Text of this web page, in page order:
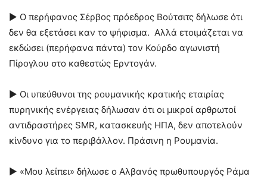
► Ο περήφανος Σέρβος πρόεδρος Βούτσιτς δήλωσε ότι
δεν θα εξετάσει καν το ψήφισμα. Αλλά ετοιμάζεται να
εκδώσει (περήφανα πάντα) τον Κούρδο αγωνιστή
Πίρογλου στο καθεστώς Ερντογάν.
► Οι υπεύθυνοι της ρουμανικής κρατικής εταιρίας
πυρηνικής ενέργειας δήλωσαν ότι οι μικροί αρθρωτοί
αντιδραστήρες SMR, κατασκευής ΗΠΑ, δεν αποτελούν
κίνδυνο για το περιβάλλον. Πράσινη η Ρουμανία.
► «Μου λείπει» δήλωσε ο Αλβανός πρωθυπουργός Ράμα